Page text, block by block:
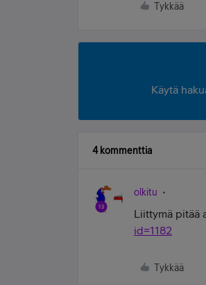
Tykkää
Käytä
4 kommenttia
olkitu
Liittymä pitää
id=1182
Tykkää